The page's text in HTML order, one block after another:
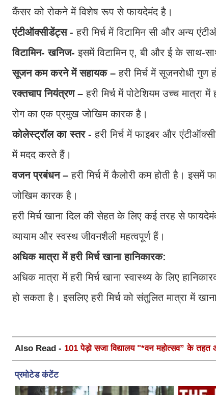
कैंसर को रोकने में विशेष रूप से फायदेमंद है।
एंटीऑक्सीडेंट्स -हरी मिर्च में विटामिन सी और अन्य
विटामिन- खनिज-इसमें विटामिन ए, बी और ई के साथ-
सूजन कम करने में सहायक –हरी मिर्च में सूजनरोधी
रक्तचाप नियंत्रण –हरी मिर्च में पोटेशियम उच्च
रोग का एक प्रमुख जोखिम कारक है।
कोलेस्ट्रॉल का स्तर -हरी मिर्च में फाइबर और
में मदद करते हैं।
वजन प्रबंधन –हरी मिर्च में कैलोरी कम होती है।
जोखिम कारक है।
हरी मिर्च खाना दिल की सेहत के लिए कई तरह से
व्यायाम और स्वस्थ जीवनशैली महत्वपूर्ण हैं।
अधिक मात्रा में हरी मिर्च खाना हानिकारक:
अधिक मात्रा में हरी मिर्च खाना स्वास्थ्य के लिए
हो सकता है। इसलिए हरी मिर्च को संतुलित मात्रा में
Also Read - 101 पेड़ो सजा विद्यालय "*वन महोत्सव” के तहत